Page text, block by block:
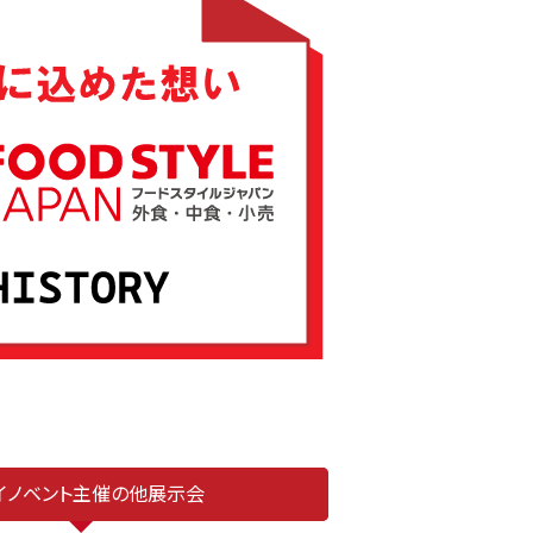
ノベント主催の他展示会